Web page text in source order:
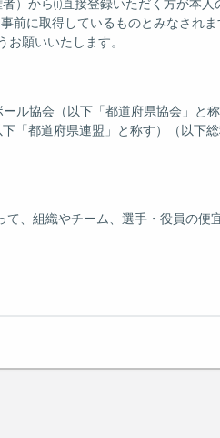
前に取得しているものとみなされ
願いいたします。
ル協会（以下「都道府県協会」と
「都道府県連盟」と称す）（以下
、組織やチーム、選手・役員の便